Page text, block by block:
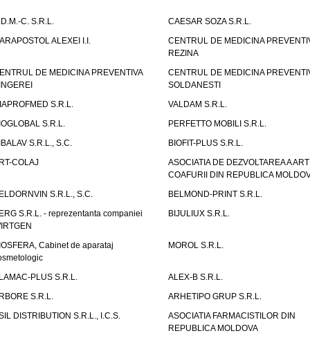
C. S.R.L.
CAESAR SOZA S.R.L.
ALEXEI I.I.
CENTRUL DE MEDICINA
REZINA
DE MEDICINA PREVENTIVA
CENTRUL DE MEDICINA
SOLDANESTI
S.R.L.
VALDAM S.R.L.
S.R.L.
PERFETTO MOBILI S.R.L.
S.R.L., S.C.
BIOFIT-PLUS S.R.L.
COLAJ
ASOCIATIA DE DEZVOLTAREA A
COAFURII DIN REPUBLICA
S.R.L., S.C.
BELMOND-PRINT S.R.L.
S.R.L. - reprezentanta companiei
BIJULIUX S.R.L.
Cabinet de aparataj
MOROL S.R.L.
PLUS S.R.L.
ALEX-B S.R.L.
S.R.L.
ARHETIPO GRUP S.R.L.
DISTRIBUTION S.R.L., I.C.S.
ASOCIATIA FARMACISTILOR DIN
REPUBLICA MOLDOVA